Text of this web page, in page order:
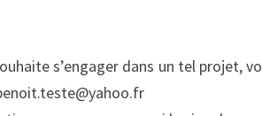
s’engager dans un tel projet,